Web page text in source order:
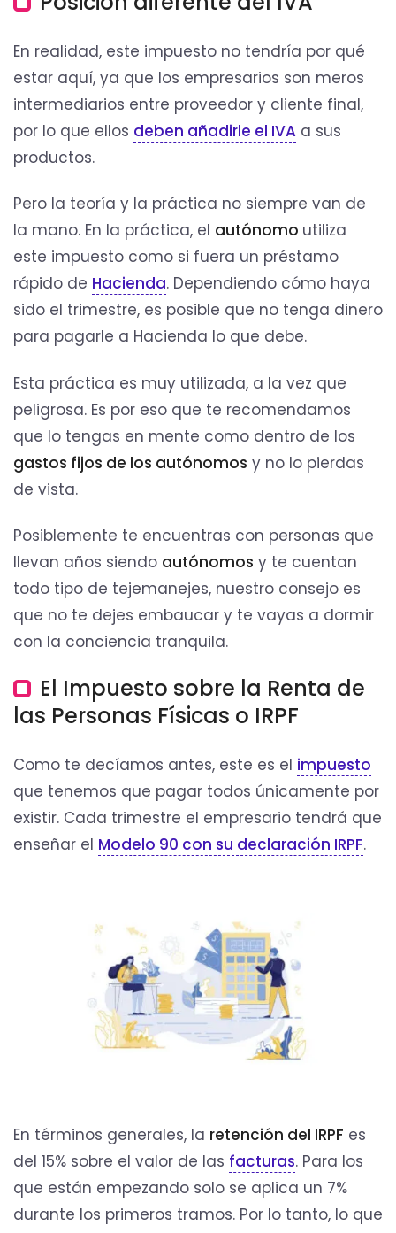
En realidad, este impuesto no tendría por qué
estar aquí, ya que los empresarios son meros
intermediarios entre proveedor y cliente final,
por lo que ellos deben añadirle el IVA a sus
productos.
Pero la teoría y la práctica no siempre van de
la mano. En la práctica, el autónomo utiliza
este impuesto como si fuera un préstamo
rápido de Hacienda. Dependiendo cómo haya
sido el trimestre, es posible que no tenga dinero
para pagarle a Hacienda lo que debe.
Esta práctica es muy utilizada, a la vez que
peligrosa. Es por eso que te recomendamos
que lo tengas en mente como dentro de los
gastos fijos de los autónomos y no lo pierdas
de vista.
Posiblemente te encuentras con personas que
llevan años siendo autónomos y te cuentan
todo tipo de tejemanejes, nuestro consejo es
que no te dejes embaucar y te vayas a dormir
con la conciencia tranquila.
El Impuesto sobre la Renta de
las Personas Físicas o IRPF
Como te decíamos antes, este es el impuesto
que tenemos que pagar todos únicamente por
existir. Cada trimestre el empresario tendrá que
enseñar el Modelo 90 con su declaración IRPF.
En términos generales, la retención del IRPF es
del 15% sobre el valor de las facturas. Para los
que están empezando solo se aplica un 7%
durante los primeros tramos. Por lo tanto, lo que